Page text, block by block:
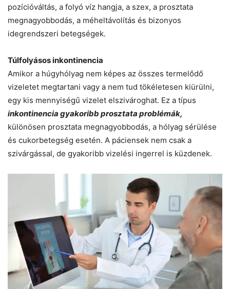
pozícióváltás, a folyó víz hangja, a szex, a prosztata
megnagyobbodás, a méheltávolítás és bizonyos
idegrendszeri betegségek.
Túlfolyásos inkontinencia
Amikor a húgyhólyag nem képes az összes termelődő
vizeletet megtartani vagy a nem tud tökéletesen kiürülni,
egy kis mennyiségű vizelet elszivároghat. Ez a típus
inkontinencia gyakoribb prosztata problémák,
különösen prosztata megnagyobbodás, a hólyag sérülése
és cukorbetegség esetén. A páciensek nem csak a
szivárgással, de gyakoribb vizelési ingerrel is küzdenek.